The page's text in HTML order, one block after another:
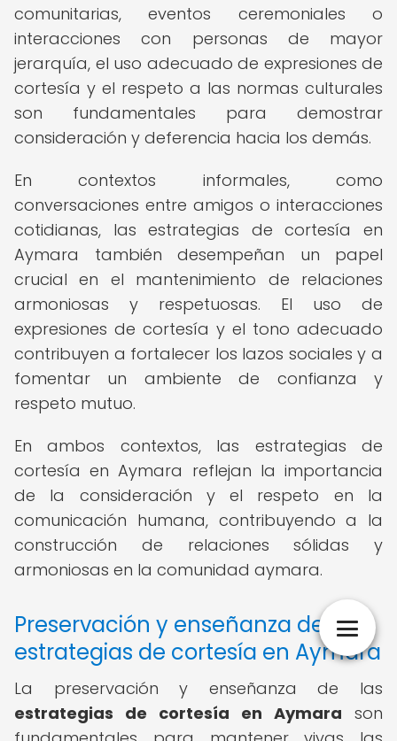
comunitarias, eventos ceremoniales o
interacciones con personas de mayor
jerarquía, el uso adecuado de expresiones de
cortesía y el respeto a las normas culturales
son fundamentales para demostrar
consideración y deferencia hacia los demás.
En contextos informales, como
conversaciones entre amigos o interacciones
cotidianas, las estrategias de cortesía en
Aymara también desempeñan un papel
crucial en el mantenimiento de relaciones
armoniosas y respetuosas. El uso de
expresiones de cortesía y el tono adecuado
contribuyen a fortalecer los lazos sociales y a
fomentar un ambiente de confianza y
respeto mutuo.
En ambos contextos, las estrategias de
cortesía en Aymara reflejan la importancia
de la consideración y el respeto en la
comunicación humana, contribuyendo a la
construcción de relaciones sólidas y
armoniosas en la comunidad aymara.
Preservación y enseñanza de las
estrategias de cortesía en Aymara
La preservación y enseñanza de las
estrategias de cortesía en Aymara son